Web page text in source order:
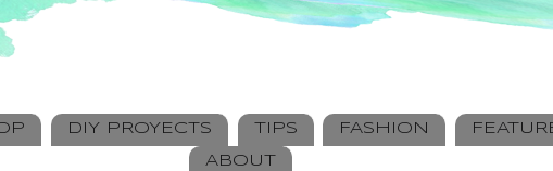
DIY PROYECTS TIPS FASHION
ABOUT